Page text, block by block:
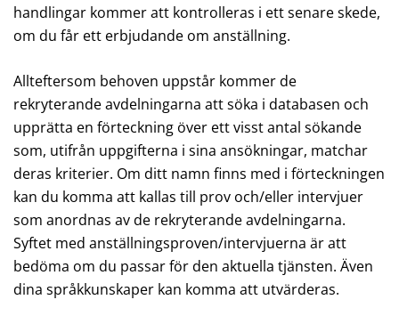
handlingar kommer att kontrolleras i ett senare skede,
om du får ett erbjudande om anställning.
Allteftersom behoven uppstår kommer de
rekryterande avdelningarna att söka i databasen och
upprätta en förteckning över ett visst antal sökande
som, utifrån uppgifterna i sina ansökningar, matchar
deras kriterier. Om ditt namn finns med i förteckningen
kan du komma att kallas till prov och/eller intervjuer
som anordnas av de rekryterande avdelningarna.
Syftet med anställningsproven/intervjuerna är att
bedöma om du passar för den aktuella tjänsten. Även
dina språkkunskaper kan komma att utvärderas.